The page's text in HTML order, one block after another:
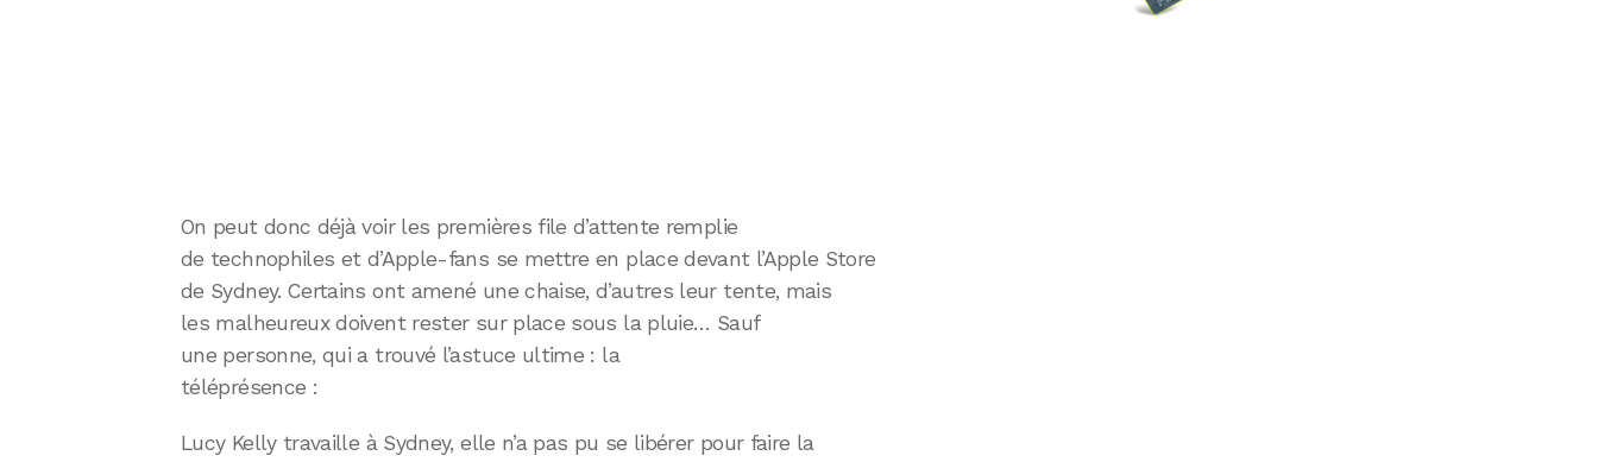
On peut donc déjà voir les premières file d’attente remplie
de technophiles et d’Apple-fans se mettre en place devant l’Apple Store
de Sydney. Certains ont amené une chaise, d’autres leur tente, mais
les malheureux doivent rester sur place sous la pluie… Sauf
une personne, qui a trouvé l’astuce ultime : la
téléprésence :
Lucy Kelly travaille à Sydney, elle n’a pas pu se libérer pour faire la